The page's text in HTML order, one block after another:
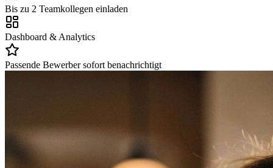
Bis zu 2 Teamkollegen einladen
Dashboard & Analytics
Passende Bewerber sofort benachrichtigt